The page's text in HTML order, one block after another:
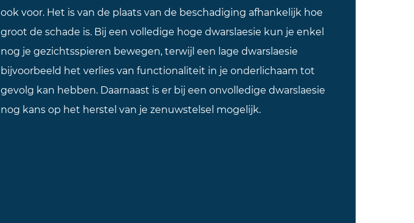
ook voor. Het is van de plaats van de beschadiging afhankelijk hoe
groot de schade is. Bij een volledige hoge dwarslaesie kun je enkel
nog je gezichtsspieren bewegen, terwijl een lage dwarslaesie
bijvoorbeeld het verlies van functionaliteit in je onderlichaam tot
gevolg kan hebben. Daarnaast is er bij een onvolledige dwarslaesie
nog kans op het herstel van je zenuwstelsel mogelijk.